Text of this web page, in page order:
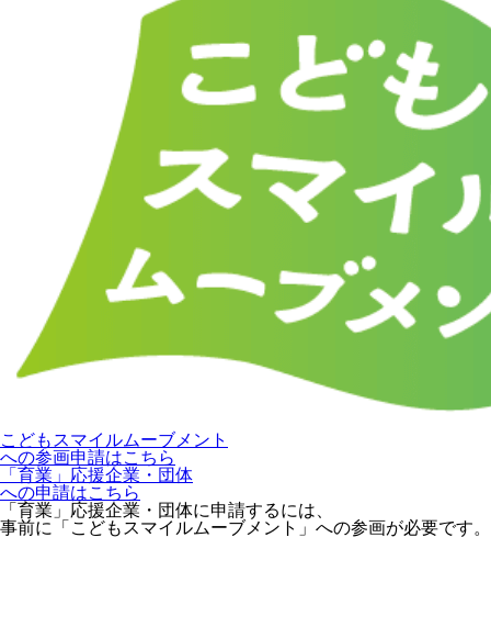
こどもスマイルムーブメント
への参画申請はこちら
「育業」応援企業・団体
への申請はこちら
「育業」応援企業・団体に申請するには、
事前に「こどもスマイルムーブメント」への参画が必要です。